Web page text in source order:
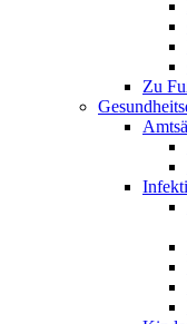
Zu